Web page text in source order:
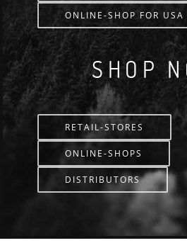
ONLINE-SHOP FOR USA
SHOP
RETAIL-STORES
ONLINE-SHOPS
DISTRIBUTORS